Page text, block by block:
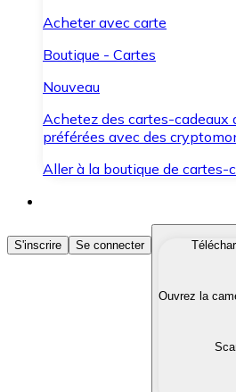
Acheter avec carte
Boutique - Cartes
Nouveau
Achetez des cartes-cadeaux
préférées avec des
Aller à la boutique de cartes-
Acheter des Cryptomonnaies
Achetez les
Convertissez vos
S'inscrire Se connecter
Ouvrez la